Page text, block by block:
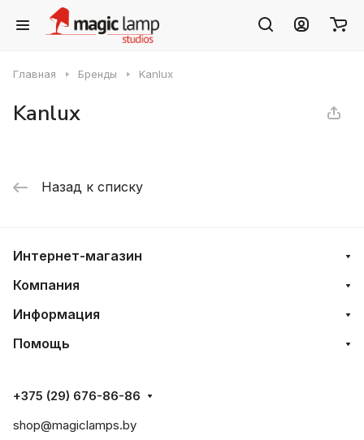
Главная Бренды Kanlux
Kanlux
Назад к списку
Интернет-магазин
Компания
Информация
Помощь
+375 (29) 676-86-86
shop@magiclamps.by